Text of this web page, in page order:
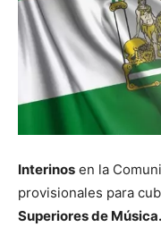
Interinos en la
provisionales para
Superiores de Música.